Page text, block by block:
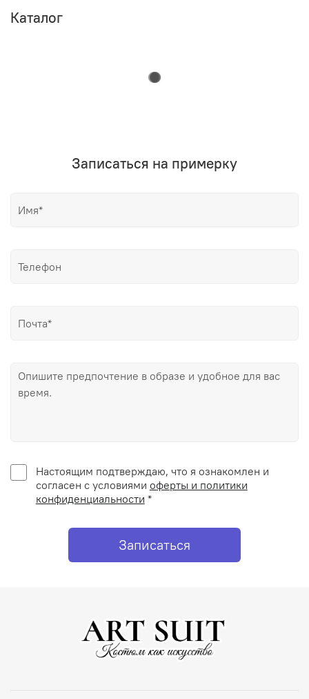
Каталог
Записаться на примерку
Настоящим подтверждаю, что я ознакомлен и
согласен с условиями оферты и политики
конфиденциальности *
Записаться